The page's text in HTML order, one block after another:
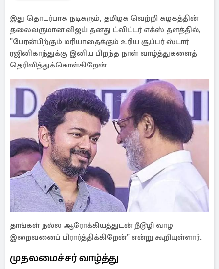
இது தொடர்பாக நடிகரும், தமிழக வெற்றி கழகத்தின்
தலைவருமான விஜய் தனது ட்விட்டர் எக்ஸ் தளத்தில்,
"பேரன்பிற்கும் மரியாதைக்கும் உரிய சூப்பர் ஸ்டார்
ரஜினிகாந்துக்கு இனிய பிறந்த நாள் வாழ்த்துகளைத்
தெரிவித்துக்கொள்கிறேன்.
தாங்கள் நல்ல ஆரோக்கியத்துடன் நீடூழி வாழ
இறைவனைப் பிரார்த்திக்கிறேன்" என்று கூறியுள்ளார்.
முதலமைச்சர் வாழ்த்து